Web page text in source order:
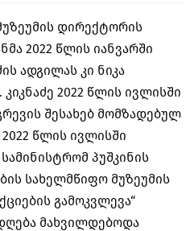
დირექტორის
2022 წლის იანვარში
ადგილას კი ნიკა
2022 წლის ივლისში
შესახებ მომზადებულ
წლის ივლისში
პუშკინის
სახელმწიფო მუზეუმის
გამოკვლევა“
მახვილდებოდა